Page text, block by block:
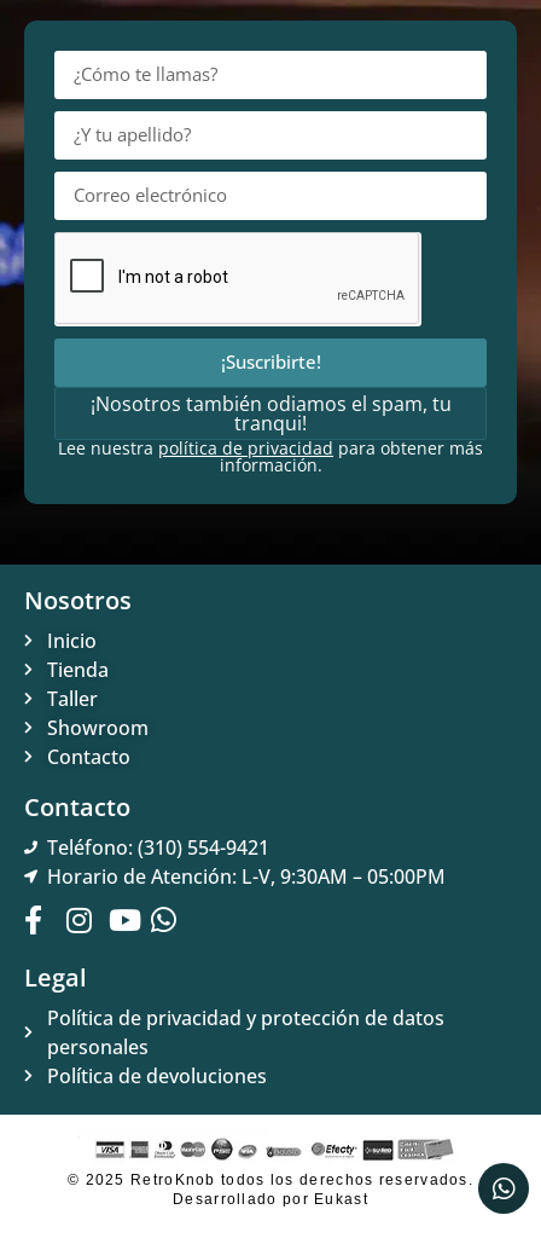
¡Suscribirte!
¡Nosotros también odiamos el spam, tu
tranqui!
Lee nuestrapolítica de privacidadpara obtener más
información.
Nosotros
Inicio
Tienda
Taller
Showroom
Contacto
Contacto
Teléfono: (310) 554-9421
Horario de Atención: L-V, 9:30AM – 05:00PM
Legal
Política de privacidad y protección de datos
personales
Política de devoluciones
© 2025 RetroKnob todos los derechos reservados.
Desarrollado por Eukast